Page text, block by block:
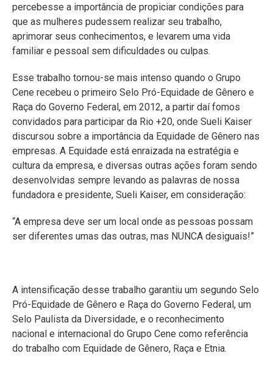
percebesse a importância de propiciar condições para
que as mulheres pudessem realizar seu trabalho,
aprimorar seus conhecimentos, e levarem uma vida
familiar e pessoal sem dificuldades ou culpas.
Esse trabalho tornou-se mais intenso quando o Grupo
Cene recebeu o primeiro Selo Pró-Equidade de Gênero e
Raça do Governo Federal, em 2012, a partir daí fomos
convidados para participar da Rio +20, onde Sueli Kaiser
discursou sobre a importância da Equidade de Gênero nas
empresas. A Equidade está enraizada na estratégia e
cultura da empresa, e diversas outras ações foram sendo
desenvolvidas sempre levando as palavras de nossa
fundadora e presidente, Sueli Kaiser, em consideração:
“A empresa deve ser um local onde as pessoas possam
ser diferentes umas das outras, mas NUNCA desiguais!”
A intensificação desse trabalho garantiu um segundo Selo
Pró-Equidade de Gênero e Raça do Governo Federal, um
Selo Paulista da Diversidade, e o reconhecimento
nacional e internacional do Grupo Cene como referência
do trabalho com Equidade de Gênero, Raça e Etnia.